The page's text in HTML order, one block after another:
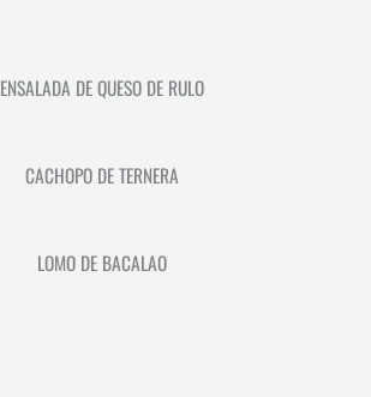
ENSALADA DE QUESO DE RULO
CACHOPO DE TERNERA
LOMO DE BACALAO